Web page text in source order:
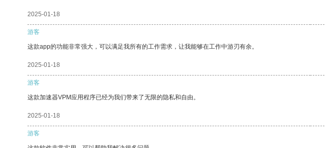
2025-01-18
游客
这款app的功能非常强大，可以满足我所有的工作需求，让我能够在工作中游刃有余。
2025-01-18
游客
这款加速器VPM应用程序已经为我们带来了无限的隐私和自由。
2025-01-18
游客